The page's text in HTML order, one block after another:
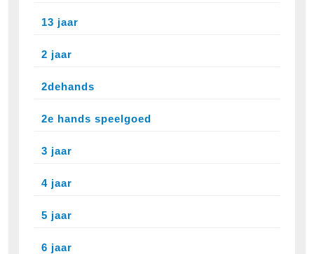
13 jaar
2 jaar
2dehands
2e hands speelgoed
3 jaar
4 jaar
5 jaar
6 jaar